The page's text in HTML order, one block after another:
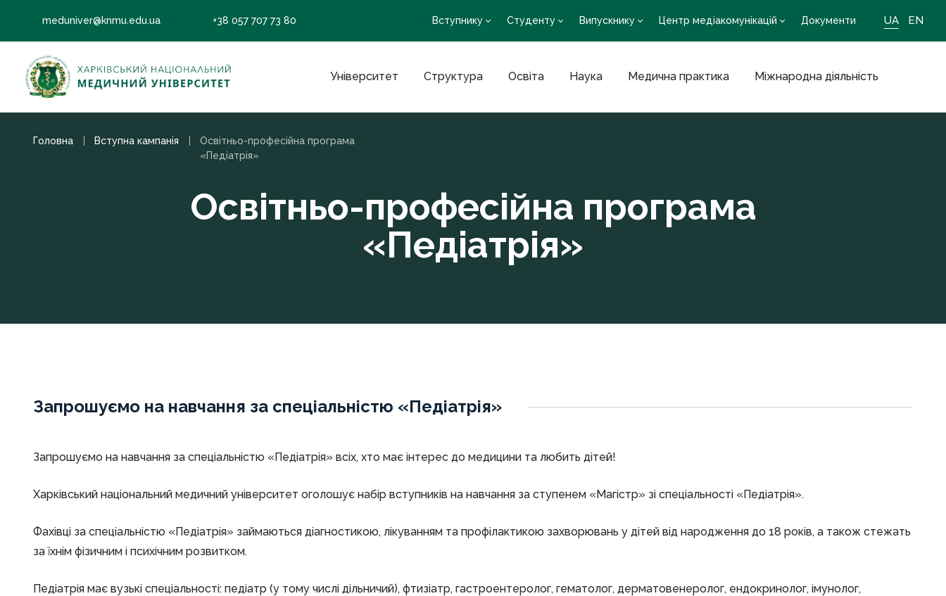
meduniver@knmu.edu.ua +38 057 707 73 80 Вступнику Студенту Випускнику Центр медіакомунікацій Документи UA EN
Університет Структура Освіта Наука Медична практика Міжнародна діяльність
Головна Вступна кампанiя
Освітньо-професійна програма
«Педіатрія»
Освітньо-професійна програма
«Педіатрія»
Запрошуємо на навчання за спеціальністю «Педіатрія»
Запрошуємо на навчання за спеціальністю «Педіатрія» всіх, хто має інтерес до медицини та любить дітей!
Харківський національний медичний університет оголошує набір вступників на навчання за ступенем «Магістр» зі спеціальності «Педіатрія».
Фахівці за спеціальністю «Педіатрія» займаються діагностикою, лікуванням та профілактикою захворювань у дітей від народження до 18 років, а також стежать
за їхнім фізичним і психічним розвитком.
Педіатрія має вузькі спеціальності: педіатр (у тому числі дільничий), фтизіатр, гастроентеролог, гематолог, дерматовенеролог, ендокринолог, імунолог,